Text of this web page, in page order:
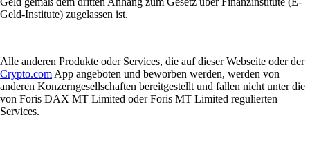
Geld-Institute) zugelassen ist.
Alle anderen Produkte oder Services, die auf dieser Webseite oder der
Crypto.com App angeboten und beworben werden, werden von
anderen Konzerngesellschaften bereitgestellt und fallen nicht unter die
von Foris DAX MT Limited oder Foris MT Limited regulierten
Services.